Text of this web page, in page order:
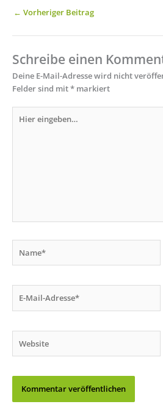
← Vorheriger Beitrag
Schreibe einen
Deine E-Mail-Adresse wird nicht
Felder sind mit* markiert
eingeben…
Mail-